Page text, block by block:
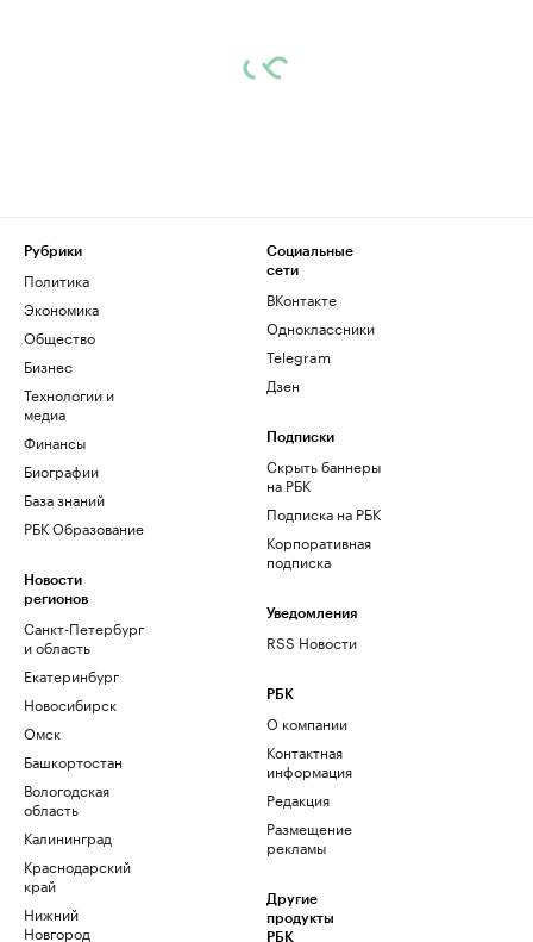
Рубрики
Политика
Экономика
Общество
Бизнес
Технологии и
медиа
Финансы
Биографии
База знаний
РБК Образование
Новости
регионов
Санкт-Петербург
и область
Екатеринбург
Новосибирск
Омск
Башкортостан
Вологодская
область
Калининград
Краснодарский
край
Нижний
Новгород
Социальные
сети
ВКонтакте
Одноклассники
Telegram
Дзен
Подписки
Скрыть баннеры
на РБК
Подписка на РБК
Корпоративная
подписка
Уведомления
RSS Новости
РБК
О компании
Контактная
информация
Редакция
Размещение
рекламы
Другие
продукты
РБК